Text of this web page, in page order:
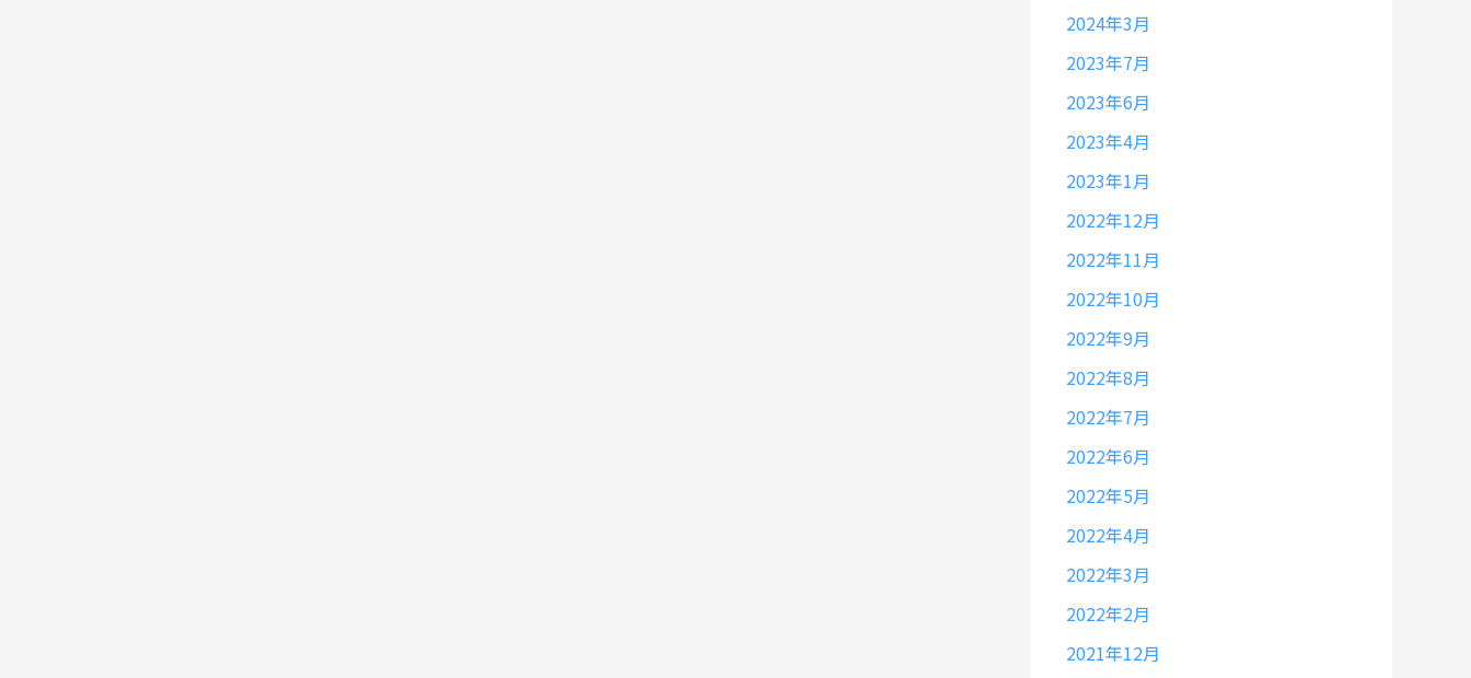
2024年3月
2023年7月
2023年6月
2023年4月
2023年1月
2022年12月
2022年11月
2022年10月
2022年9月
2022年8月
2022年7月
2022年6月
2022年5月
2022年4月
2022年3月
2022年2月
2021年12月